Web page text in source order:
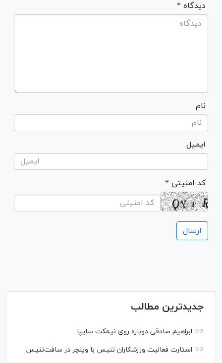
* دیدگاه
نام
ایمیل
* کد امنیتی
جدیدترین مطالب
ابراهیم صادقی دوباره روی نیمکت سایپا
استارت فعالیت ورزشکاران تنیس با ویلچر در سافت‌تنیس